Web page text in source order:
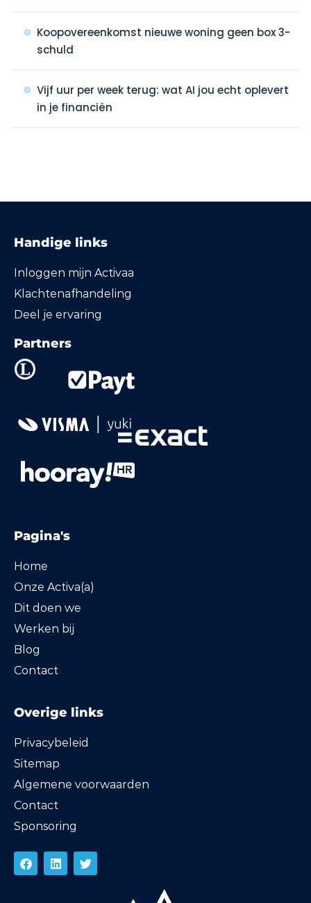
Koopovereenkomst nieuwe woning geen box 3-
schuld
Vijf uur per week terug: wat AI jou echt oplevert
in je financiën
Handige links
Inloggen mijn Activaa
Klachtenafhandeling
Deel je ervaring
Partners
Pagina's
Home
Onze Activa(a)
Dit doen we
Werken bij
Blog
Contact
Overige links
Privacybeleid
Sitemap
Algemene voorwaarden
Contact
Sponsoring